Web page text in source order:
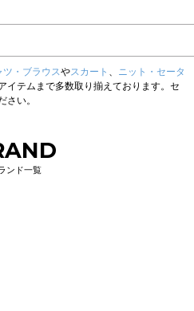
ツ・ブラウスやスカート 、 ニット・セータ
イテムまで多数取り揃えております。セ
さい。
ンド一覧